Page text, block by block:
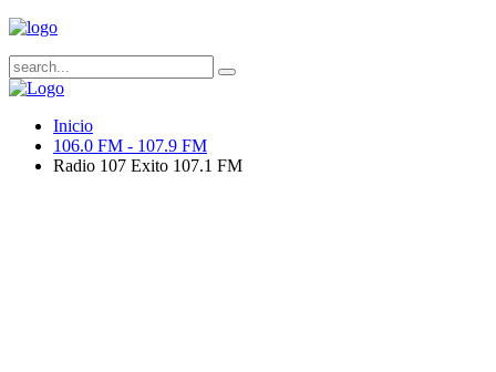
Inicio
106.0 FM - 107.9 FM
Radio 107 Exito 107.1 FM